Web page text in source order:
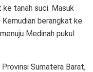
tanah suci. Masuk
berangkat ke
Medinah pukul
Sumatera Barat,